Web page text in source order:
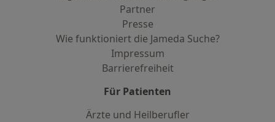
Partner
Presse
Wie funktioniert die Jameda Suche?
Impressum
Barrierefreiheit
Für Patienten
Ärzte und Heilberufler